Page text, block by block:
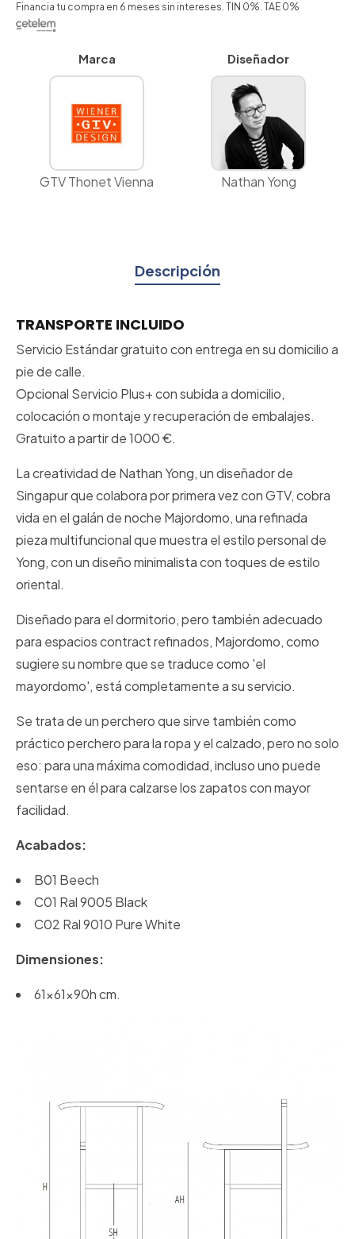
Financia tu compra en 6 meses sin intereses. TIN 0%. TAE 0%
Marca
GTV Thonet Vienna
Diseñador
Nathan Yong
Descripción
TRANSPORTE INCLUIDO
Servicio Estándar gratuito con entrega en su domicilio a
pie de calle.
Opcional Servicio Plus+ con subida a domicilio,
colocación o montaje y recuperación de embalajes.
Gratuito a partir de 1000 €.
La creatividad de Nathan Yong, un diseñador de
Singapur que colabora por primera vez con GTV, cobra
vida en el galán de noche Majordomo, una refinada
pieza multifuncional que muestra el estilo personal de
Yong, con un diseño minimalista con toques de estilo
oriental.
Diseñado para el dormitorio, pero también adecuado
para espacios contract refinados, Majordomo, como
sugiere su nombre que se traduce como 'el
mayordomo', está completamente a su servicio.
Se trata de un perchero que sirve también como
práctico perchero para la ropa y el calzado, pero no solo
eso: para una máxima comodidad, incluso uno puede
sentarse en él para calzarse los zapatos con mayor
facilidad.
Acabados:
B01 Beech
C01 Ral 9005 Black
C02 Ral 9010 Pure White
Dimensiones:
61x61x90h cm.